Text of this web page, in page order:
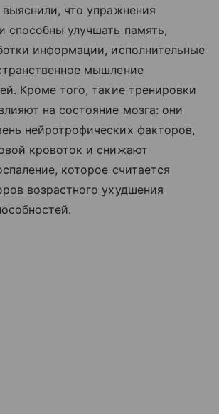
что упражнения
способны улучшать память,
информации, исполнительные
мышление
Кроме того, такие тренировки
на состояние мозга: они
нейротрофических факторов,
кровоток и снижают
которое считается
возрастного ухудшения